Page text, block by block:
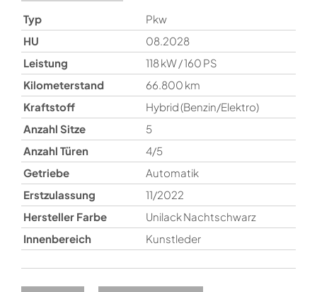
Typ
Pkw
HU
08.2028
Leistung
118 kW / 160 PS
Kilometerstand
66.800 km
Kraftstoff
Hybrid (Benzin/Elektro)
Anzahl Sitze
5
Anzahl Türen
4/5
Getriebe
Automatik
Erstzulassung
11/2022
Hersteller Farbe
Unilack Nachtschwarz
Innenbereich
Kunstleder